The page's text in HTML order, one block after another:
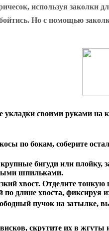
используя заколки
Но с помощью
укладки своими руками на
по бокам, соберите
бигуди или плойку,
шпильками.
хвост. Отделите
по длине хвоста, фиксируя
пучок на затылке,
скрутите их в